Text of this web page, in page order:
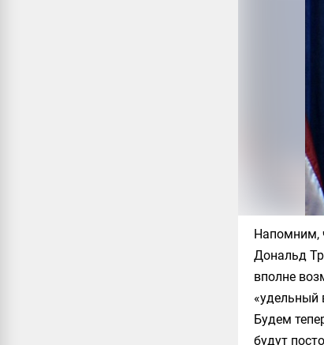
Напомним,
Дональд
вполне
«удельный
Будем
будут